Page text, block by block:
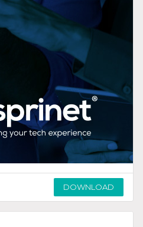
DOWNLOAD